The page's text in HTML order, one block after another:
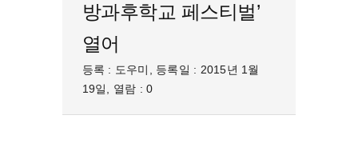
방과후학교 페스티벌’
열어
등록 : 도우미, 등록일 : 2015년 1월
19일, 열람 : 0